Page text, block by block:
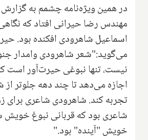
در همین ویژه‌نامه چشمم به
مهندس رضا حیرانی افتاد که
اسماعیل شاهرودی افکنده بود.
می‌گوید:"شعر شاهرودی وامدار
نیست، تنها نبوغی حیرت‌آور است
اجازه می‌دهد تا چند دهه جلوتر از
تجربه کند. شاهرودی شاعری برای
شاعری بود که قربانی نبوغ خویش
خویش "آینده" بود."